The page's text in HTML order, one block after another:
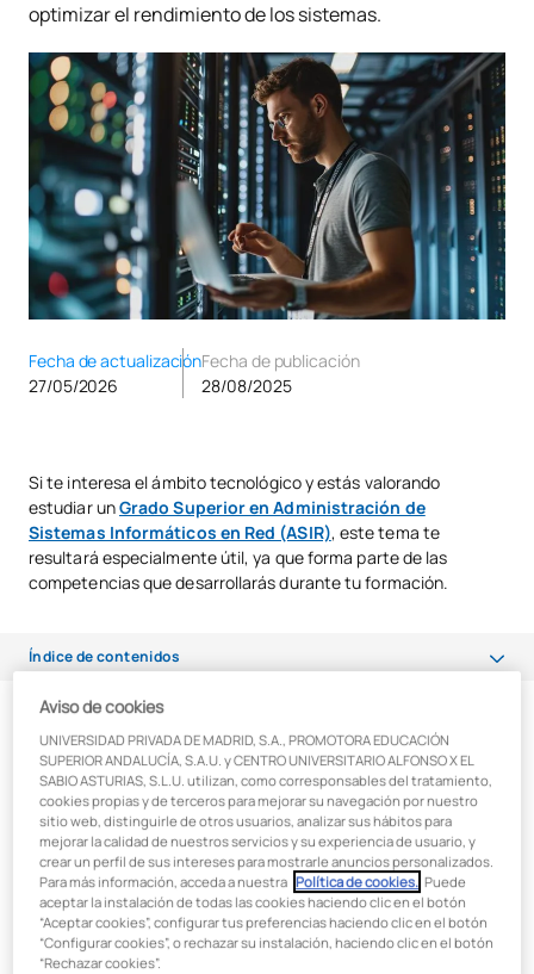
optimizar el rendimiento de los sistemas.
Fecha de actualización
27/05/2026
Fecha de publicación
28/08/2025
Si te interesa el ámbito tecnológico y estás valorando
estudiar unGrado Superior en Administración de
Sistemas Informáticos en Red (ASIR), este tema te
resultará especialmente útil, ya que forma parte de las
competencias que desarrollarás durante tu formación.
Índice de contenidos
¿Qué es el tráfico de red?
¿En qué consiste un análisis de tráfico de red?
¿Para qué sirve el análisis de tráfico de red?
¿Qué es el análisis del flujo de tráfico en redes?
Herramientas más utilizadas para el análisis de tráfico de red
La importancia del análisis de tráfico de red en la ciberseguridad
¿Qué es el tráfico de red?
Antes de hablar de análisis, conviene aclarar un concepto
básico:el tráfico de red.
Se trata del conjunto de datos que circulan a través de una
red en un momento dado. Cada vez que envías un correo,
reproduces un vídeo en streaming o descargas un archivo,
esos datos viajan en forma de paquetes a través de routers,
switches y otros dispositivos.
Aviso de cookies
UNIVERSIDAD PRIVADA DE MADRID, S.A., PROMOTORA EDUCACIÓN
SUPERIOR ANDALUCÍA, S.A.U. y CENTRO UNIVERSITARIO ALFONSO X EL
SABIO ASTURIAS, S.L.U. utilizan, como corresponsables del tratamiento,
cookies propias y de terceros para mejorar su navegación por nuestro
sitio web, distinguirle de otros usuarios, analizar sus hábitos para
mejorar la calidad de nuestros servicios y su experiencia de usuario, y
crear un perfil de sus intereses para mostrarle anuncios personalizados.
Para más información, acceda a nuestra Política de cookies. . Puede
aceptar la instalación de todas las cookies haciendo clic en el botón
“Aceptar cookies”, configurar tus preferencias haciendo clic en el botón
“Configurar cookies”, o rechazar su instalación, haciendo clic en el botón
“Rechazar cookies”.